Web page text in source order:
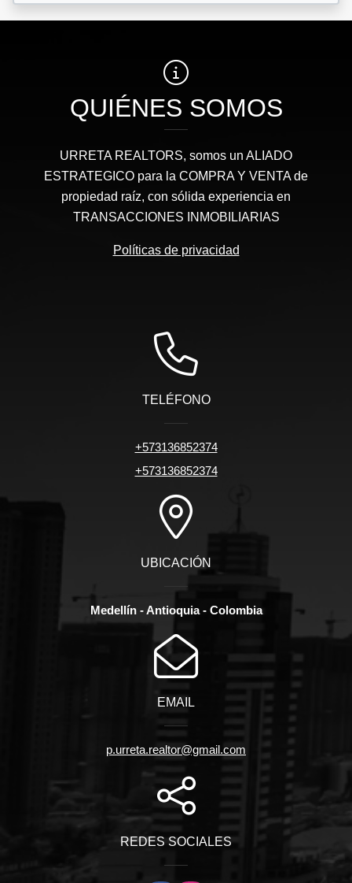
QUIÉNES SOMOS
URRETA REALTORS, somos un ALIADO
ESTRATEGICO para la COMPRA Y VENTA de
propiedad raíz, con sólida experiencia en
TRANSACCIONES INMOBILIARIAS
Políticas de privacidad
TELÉFONO
+573136852374
+573136852374
UBICACIÓN
Medellín - Antioquia - Colombia
EMAIL
p.urreta.realtor@gmail.com
REDES SOCIALES